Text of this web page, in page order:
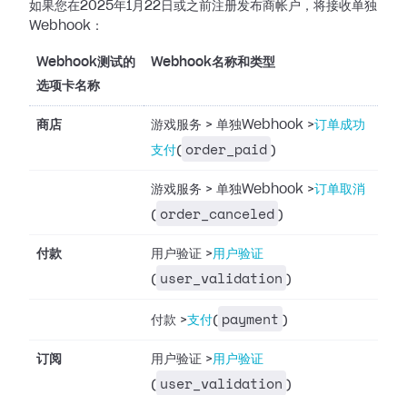
如果您在2025年1月22日或之前注册发布商帐户，将接收单独
Webhook：
Webhook测试的
选项卡名称
Webhook名称和类型
商店 游戏服务 > 单独Webhook >订单成功
支付( order_paid )
游戏服务 > 单独Webhook >订单取消
( order_canceled )
付款 用户验证 >用户验证
( user_validation )
付款 >支付( payment )
订阅 用户验证 >用户验证
( user_validation )